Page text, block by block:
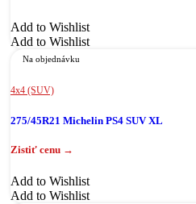
Add to Wishlist
Add to Wishlist
Na objednávku
4x4 (SUV)
275/45R21 Michelin PS4 SUV XL
Add to Wishlist
Add to Wishlist